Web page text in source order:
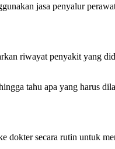
jasa penyalur
riwayat penyakit yang
tahu apa yang harus
dokter secara rutin untuk